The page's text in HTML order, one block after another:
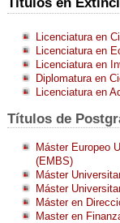
Licenciatura en
Licenciatura en
Licenciatura en
Diplomatura en
Licenciatura en
Títulos de
Máster Europeo
(EMBS)
Máster
Máster
Máster en
Master en